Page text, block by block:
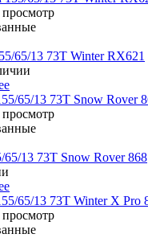
65/13 73T Winter RX621
65/13 73T Snow Rover 868